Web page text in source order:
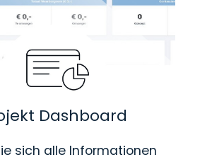
Dashboard
sich alle Informationen